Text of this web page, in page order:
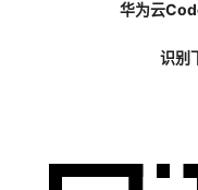
华为云
识别